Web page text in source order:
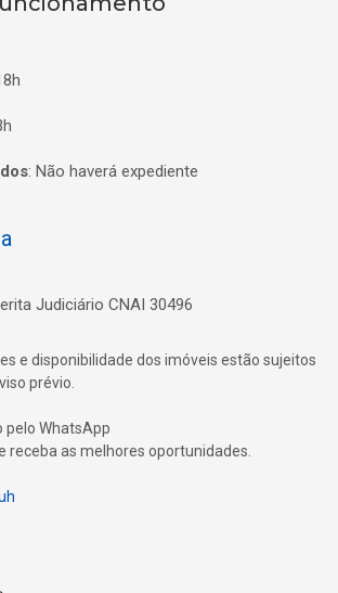
: Não haverá expediente
Judiciário CNAI 30496
e disponibilidade dos imóveis estão sujeitos
prévio.
WhatsApp
receba as melhores oportunidades.